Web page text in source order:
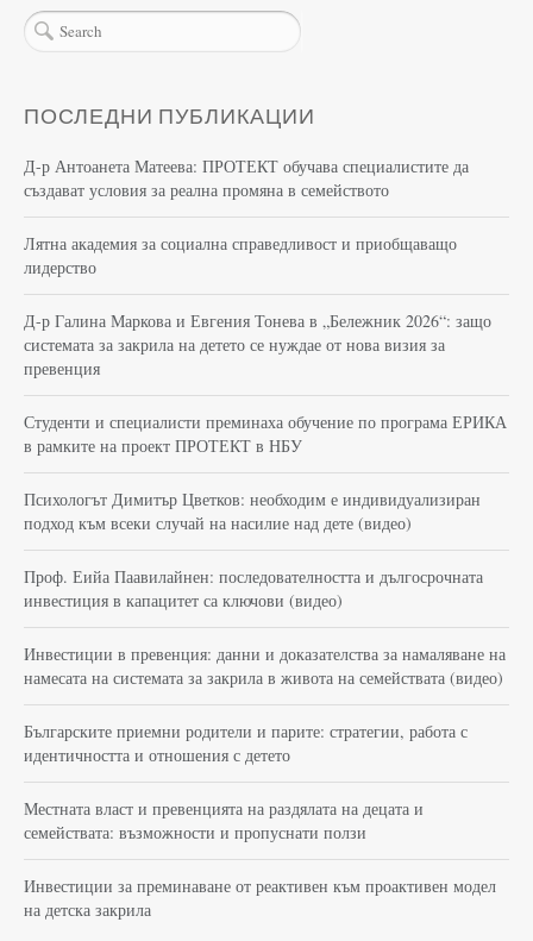
ПОСЛЕДНИ ПУБЛИКАЦИИ
Д-р Антоанета Матеева: ПРОТЕКТ обучава специалистите да
създават условия за реална промяна в семейството
Лятна академия за социална справедливост и приобщаващо
лидерство
Д-р Галина Маркова и Евгения Тонева в „Бележник 2026“: защо
системата за закрила на детето се нуждае от нова визия за
превенция
Студенти и специалисти преминаха обучение по програма ЕРИКА
в рамките на проект ПРОТЕКТ в НБУ
Психологът Димитър Цветков: необходим е индивидуализиран
подход към всеки случай на насилие над дете (видео)
Проф. Еийа Паавилайнен: последователността и дългосрочната
инвестиция в капацитет са ключови (видео)
Инвестиции в превенция: данни и доказателства за намаляване на
намесата на системата за закрила в живота на семействата (видео)
Българските приемни родители и парите: стратегии, работа с
идентичността и отношения с детето
Местната власт и превенцията на раздялата на децата и
семействата: възможности и пропуснати ползи
Инвестиции за преминаване от реактивен към проактивен модел
на детска закрила